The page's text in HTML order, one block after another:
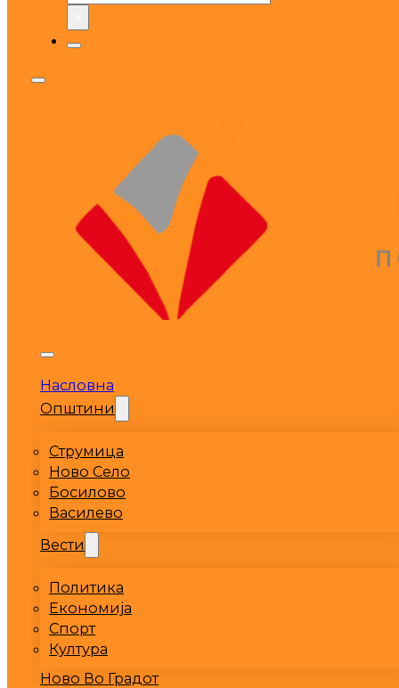
Насловна
Општини
Струмица
Ново Село
Босилово
Василево
Вести
Политика
Економија
Спорт
Култура
Ново Во Градот